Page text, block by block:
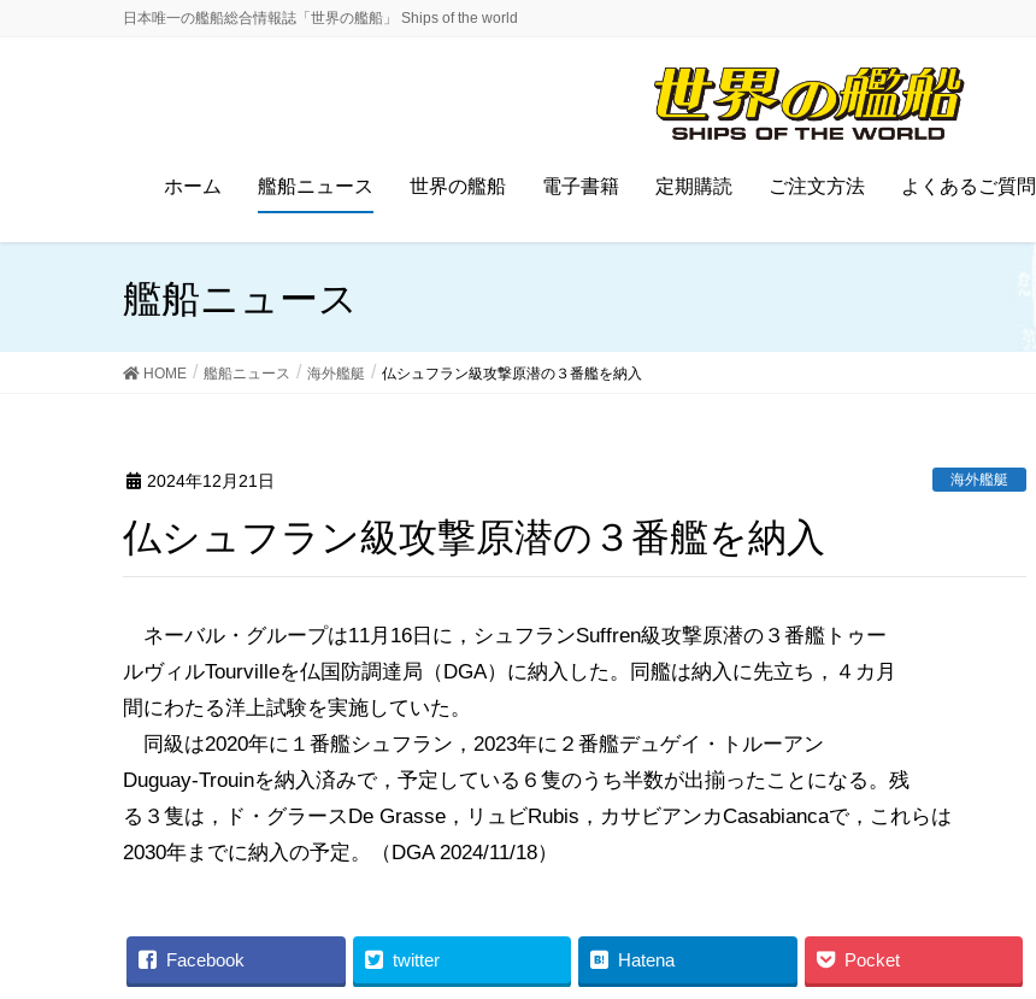
日本唯一の艦船総合情報誌「世界の艦船」 Ships of the world
ホーム 艦船ニュース 世界の艦船 電子書籍 定期購読 ご注文方法 よくあるご質問
艦船ニュース
HOME 艦船ニュース 海外艦艇 仏シュフラン級攻撃原潜の３番艦を納入
2024年12月21日 海外艦艇
仏シュフラン級攻撃原潜の３番艦を納入
ネーバル・グループは11月16日に，シュフランSuffren級攻撃原潜の３番艦トゥー
ルヴィルTourvilleを仏国防調達局（DGA）に納入した。同艦は納入に先立ち，４カ月
間にわたる洋上試験を実施していた。
同級は2020年に１番艦シュフラン，2023年に２番艦デュゲイ・トルーアン
Duguay-Trouinを納入済みで，予定している６隻のうち半数が出揃ったことになる。残
る３隻は，ド・グラースDe Grasse，リュビRubis，カサビアンカCasabiancaで，これらは
2030年までに納入の予定。（DGA 2024/11/18）
Facebook twitter Hatena Pocket